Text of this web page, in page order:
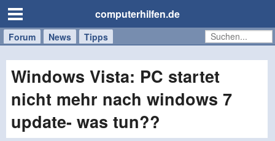
computerhilfen.de
Forum News Tipps
Handy
Tablet
Windows
Mac
Windows Vista: PC startet
nicht mehr nach windows 7
update- was tun??